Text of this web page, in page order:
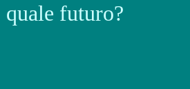
futuro?